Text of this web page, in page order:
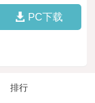
PC下载
排行